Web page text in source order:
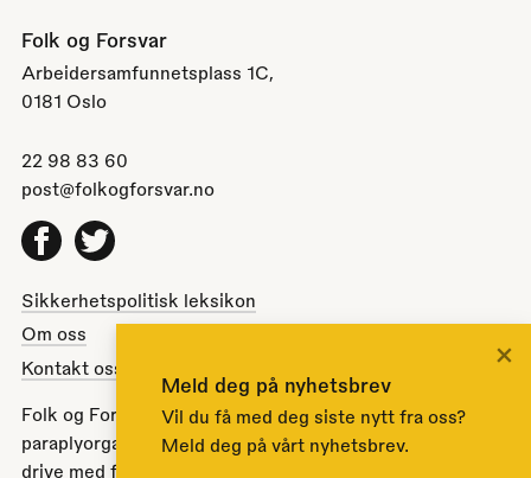
Folk og Forsvar
Arbeidersamfunnetsplass 1C,
0181 Oslo
22 98 83 60
post@folkogforsvar.no
Facebook
Twitter
Sikkerhetspolitisk leksikon
Om oss
Kontakt oss
Folk og Forsvar er en partipolitisk nøytral
paraplyorganisasjon opprettet av Stortinget i 1951 for å
drive med folkeopplysning om norsk sikkerhets- og
Meld deg på nyhetsbrev
Vil du få med deg siste nytt fra oss?
Meld deg på vårt nyhetsbrev.
×